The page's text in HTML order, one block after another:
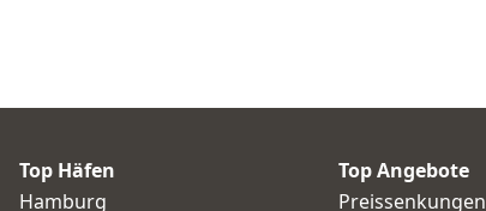
Top Häfen
Hamburg
Top Angebote
Preissenkungen